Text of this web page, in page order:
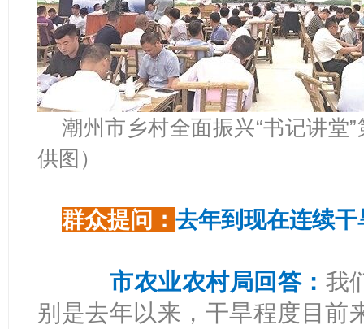
潮州市乡村全面振兴“书记讲堂
供图）
群众提问：去年到现在连续
市农业农村局回答： 我
别是去年以来，干旱程度目前